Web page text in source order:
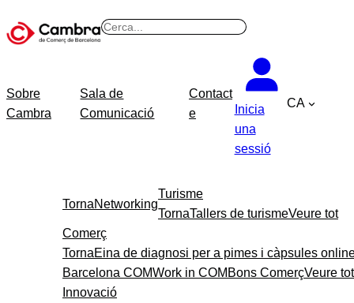
B
Sobre
Cambra
Sala de
Comunicació
Contact
e
Inicia
una
sessió
CA
TornaNetworking
Turisme
TornaTallers de turismeVeure tot
Comerç
TornaEina de diagnosi per a pimes i càpsules
Barcelona COMWork in COM Bons ComerçVeure tot
Innovació